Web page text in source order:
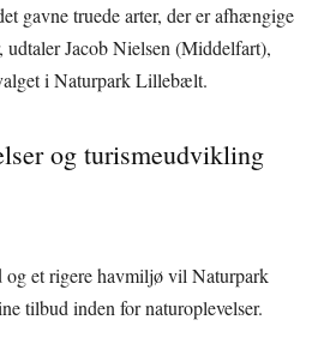
gavne truede arter, der er afhængige
udtaler Jacob Nielsen (Middelfart),
i Naturpark Lillebælt.
og turismeudvikling
og et rigere havmiljø vil Naturpark
tilbud inden for naturoplevelser.